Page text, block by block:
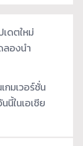
ดตใหม่
ลองนำ
กมเวอร์ชั่น
ในเอเชีย